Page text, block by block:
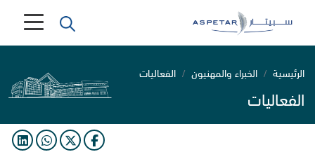
الرئيسية الخبراء والمهنيون الفعاليات
الفعاليات